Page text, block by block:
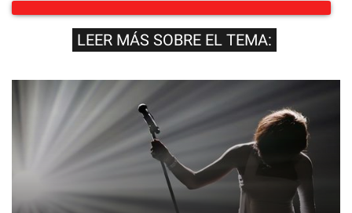
LEER MÁS SOBRE EL TEMA: